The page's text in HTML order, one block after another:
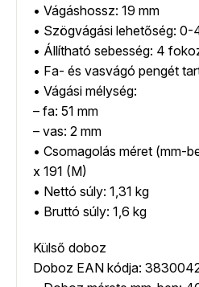
• Vágáshossz: 19 mm
• Szögvágási lehetőség: 0-
• Állítható sebesség: 4
• Fa- és vasvágó pengét
• Vágási mélység:
– fa: 51 mm
– vas: 2 mm
• Csomagolás méret (mm-
x 191 (M)
• Nettó súly: 1,31 kg
• Bruttó súly: 1,6 kg
Külső doboz
Doboz EAN kódja: